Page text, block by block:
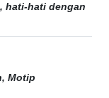
hati-hati dengan
Motip